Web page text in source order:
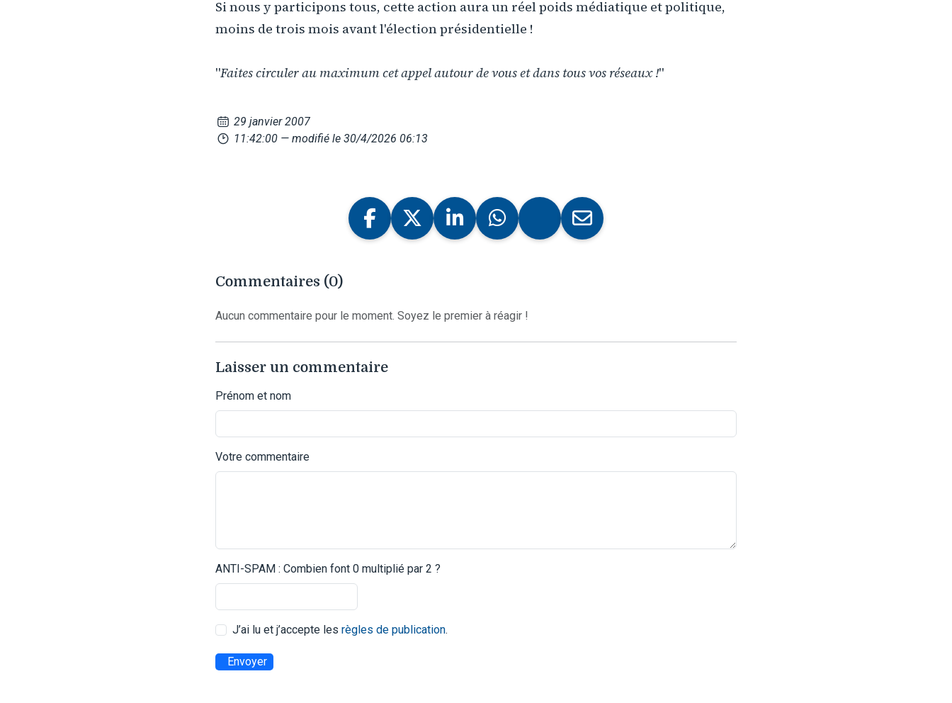
Si nous y participons tous, cette action aura un réel poids médiatique et politique,
moins de trois mois avant l'élection présidentielle !
"Faites circuler au maximum cet appel autour de vous et dans tous vos réseaux !"
29 janvier 2007
11:42:00 — modifié le 30/4/2026 06:13
Commentaires (0)
Aucun commentaire pour le moment. Soyez le premier à réagir !
Laisser un commentaire
Prénom et nom
Votre commentaire
ANTI-SPAM : Combien font 0 multiplié par 2 ?
J’ai lu et j’accepte les règles de publication.
Envoyer